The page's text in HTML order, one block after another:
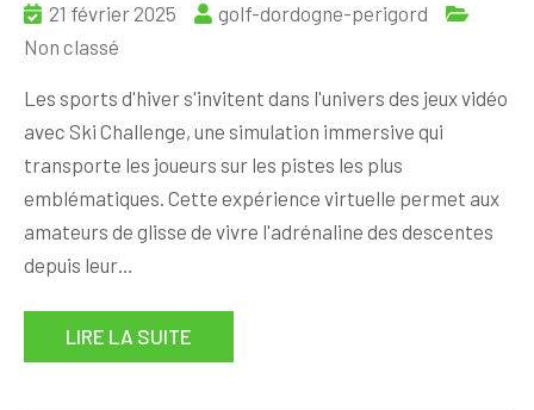
21 février 2025
golf-dordogne-perigord
Non classé
Les sports d'hiver s'invitent dans l'univers des jeux vidéo
avec Ski Challenge, une simulation immersive qui
transporte les joueurs sur les pistes les plus
emblématiques. Cette expérience virtuelle permet aux
amateurs de glisse de vivre l'adrénaline des descentes
depuis leur…
LIRE LA SUITE